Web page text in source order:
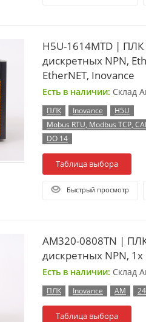
H5U-1614MTD |
дискретных NPN,
EtherNET, Inovance
Есть в наличии: Склад
ПЛК Inovance
H5U
Mobus RTU, Modbus TCP,
DO 14
Таблица выбора
Быстрый просмотр
AM320-0808TN |
дискретных NPN, 1x
Есть в наличии: Склад
ПЛК Inovance AM
Таблица выбора